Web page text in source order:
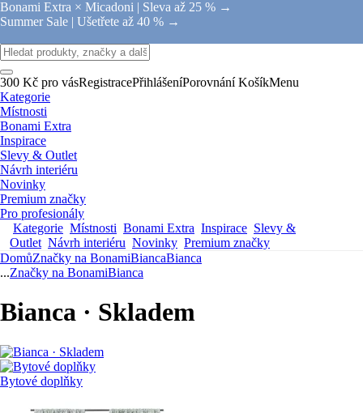
Bonami Extra × Micadoni | Sleva až 25 % →
Summer Sale | Ušetřete až 40 % →
300 Kč pro vásRegistracePřihlášeníPorovnání KošíkMenu
Kategorie
Místnosti
Bonami Extra
Inspirace
Slevy & Outlet
Návrh interiéru
Novinky
Premium značky
Pro profesionály
Kategorie Místnosti Bonami Extra Inspirace Slevy &
Outlet Návrh interiéru Novinky Premium značky
DomůZnačky na BonamiBiancaBianca
...Značky na BonamiBianca
Bianca · Skladem
Bytové doplňky